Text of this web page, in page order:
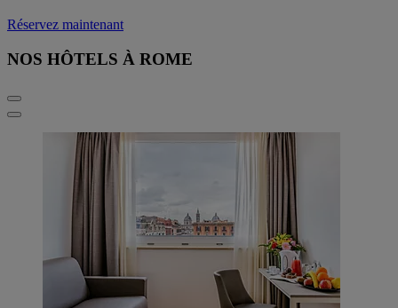
Réservez maintenant
NOS HÔTELS À ROME